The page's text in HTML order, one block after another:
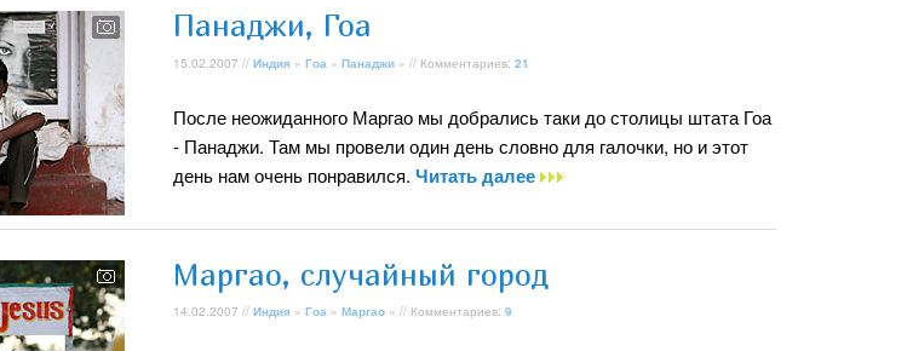
Панаджи, Гоа
15.02.2007 // Индия » Гоа » Панаджи » // Комментариев: 21
После неожиданного Маргао мы добрались таки до столицы штата Гоа
- Панаджи. Там мы провели один день словно для галочки, но и этот
день нам очень понравился. Читать далее
Маргао, случайный город
14.02.2007 // Индия » Гоа » Маргао » // Комментариев: 9